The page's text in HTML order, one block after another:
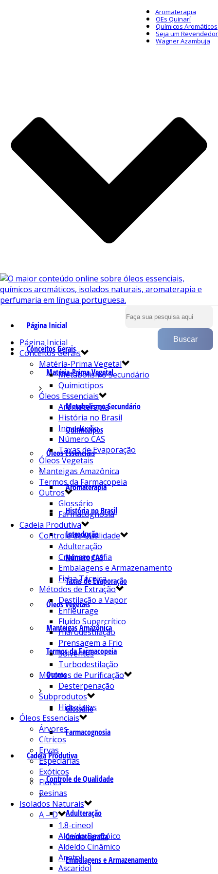
Aromaterapia
OEs Quinarí
Químicos Aromáticos
Seja um Revendedor
Wagner Azambuja
Página Inicial
Conceitos Gerais
Matéria-Prima Vegetal
Metabolismo Secundário
Quimiotipos
Óleos Essenciais
Aromaterapia
História no Brasil
Introdução
Número CAS
Taxas de Evaporação
Óleos Vegetais
Manteigas Amazônica
Termos da Farmacopeia
Outros
Glossário
Farmacognosia
Cadeia Produtiva
Controle de Qualidade
Adulteração
Cromatografia
Embalagens e Armazenamento
Página Inicial
Conceitos Gerais
Matéria-Prima Vegetal
Metabolismo Secundário
Quimiotipos
Óleos Essenciais
Aromaterapia
História no Brasil
Introdução
Número CAS
Taxas de Evaporação
Óleos Vegetais
Manteigas Amazônica
Termos da Farmacopeia
Outros
Glossário
Farmacognosia
Cadeia Produtiva
Controle de Qualidade
Adulteração
Cromatografia
Embalagens e Armazenamento
Ficha Técnica
Métodos de Extração
Destilação a Vapor
Enfleurage
Fluído Supercrítico
Hidrodestilação
Prensagem a Frio
Solventes
Turbodestilação
Métodos de Purificação
Desterpenação
Subprodutos
Hidrolatos
Óleos Essenciais
Árvores
Cítricos
Ervas
Especiarias
Exóticos
Flores
Resinas
Isolados Naturais
A – D
1.8-cineol
Aldeído Benzóico
Aldeído Cinâmico
Anetol
Ascaridol